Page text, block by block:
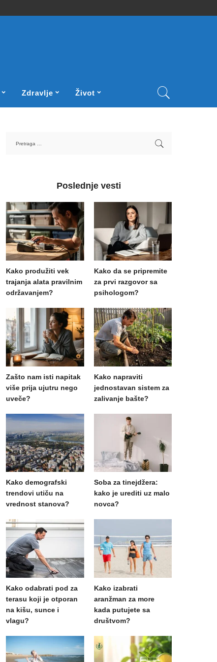
Zdravlje Život
Poslednje vesti
Kako produžiti vek
trajanja alata pravilnim
održavanjem?
Kako da se pripremite
za prvi razgovor sa
psihologom?
Zašto nam isti napitak
više prija ujutru nego
uveče?
Kako napraviti
jednostavan sistem za
zalivanje bašte?
Kako demografski
trendovi utiču na
vrednost stanova?
Soba za tinejdžera:
kako je urediti uz malo
novca?
Kako odabrati pod za
terasu koji je otporan
na kišu, sunce i
vlagu?
Kako izabrati
aranžman za more
kada putujete sa
društvom?